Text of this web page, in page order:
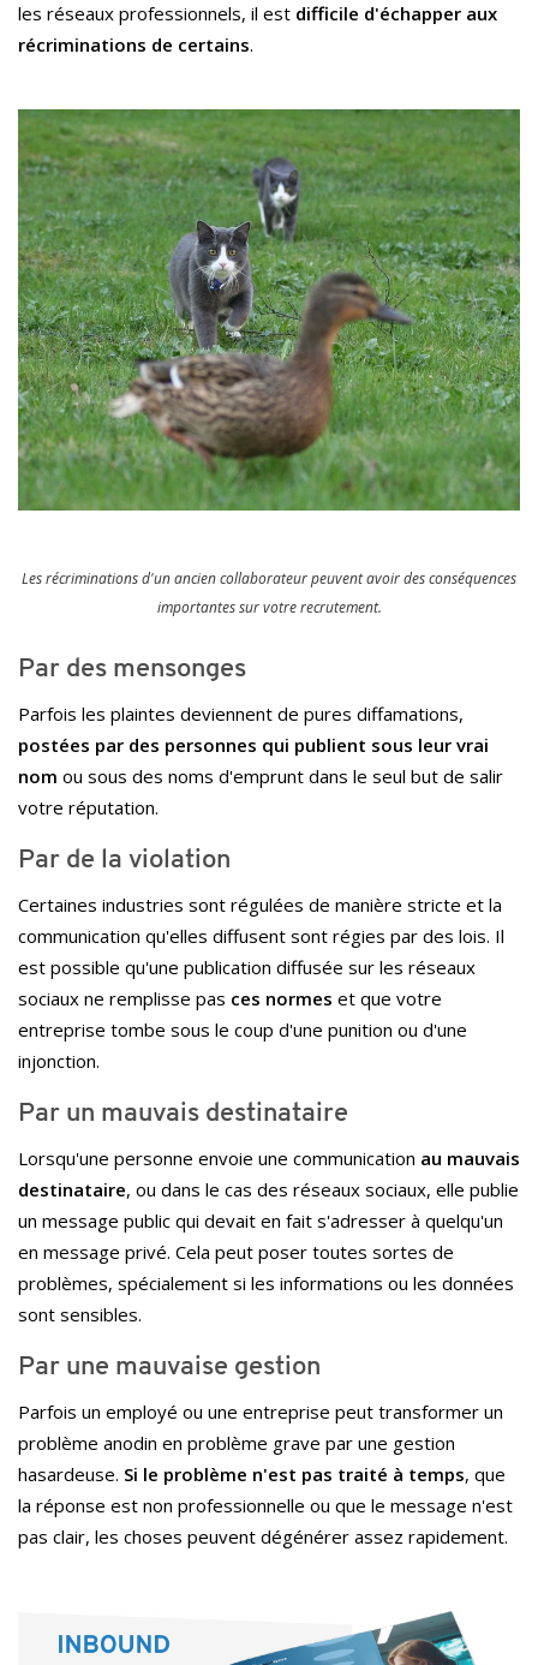
les réseaux professionnels, il est difficile d'échapper aux
récriminations de certains.
Les récriminations d'un ancien collaborateur peuvent avoir des conséquences
importantes sur votre recrutement.
Par des mensonges
Parfois les plaintes deviennent de pures diffamations,
postées par des personnes qui publient sous leur vrai
nom ou sous des noms d'emprunt dans le seul but de salir
votre réputation.
Par de la violation
Certaines industries sont régulées de manière stricte et la
communication qu'elles diffusent sont régies par des lois. Il
est possible qu'une publication diffusée sur les réseaux
sociaux ne remplisse pas ces normes et que votre
entreprise tombe sous le coup d'une punition ou d'une
injonction.
Par un mauvais destinataire
Lorsqu'une personne envoie une communication au mauvais
destinataire, ou dans le cas des réseaux sociaux, elle publie
un message public qui devait en fait s'adresser à quelqu'un
en message privé. Cela peut poser toutes sortes de
problèmes, spécialement si les informations ou les données
sont sensibles.
Par une mauvaise gestion
Parfois un employé ou une entreprise peut transformer un
problème anodin en problème grave par une gestion
hasardeuse. Si le problème n'est pas traité à temps, que
la réponse est non professionnelle ou que le message n'est
pas clair, les choses peuvent dégénérer assez rapidement.